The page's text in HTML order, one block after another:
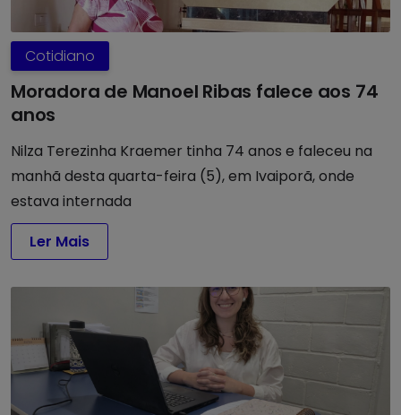
Cotidiano
Moradora de Manoel Ribas falece aos 74
anos
Nilza Terezinha Kraemer tinha 74 anos e faleceu na
manhã desta quarta-feira (5), em Ivaiporã, onde
estava internada
Ler Mais